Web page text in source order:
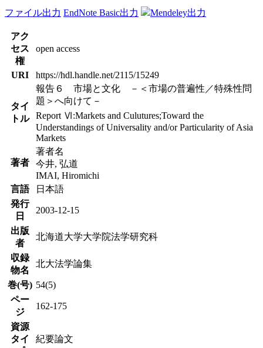
ファイル出力 EndNote Basic出力 Mendeley出力
アク
セス
権
open access
URI https://hdl.handle.net/2115/15249
タイ
トル
報告６ 市場と文化 －＜市場の普遍性／特殊性問
題＞へ向けて－
Report Ⅵ:Markets and Culutures;Toward the
Understandings of Universality and/or Particularity of Asia
Markets
著者
著者名
今井, 弘道
IMAI, Hiromichi
言語
日本語
発行
日
2003-12-15
出版
者
北海道大学大学院法学研究科
収録
物名
北大法学論集
巻(号) 54(5)
ペー
ジ
162-175
資源
タイ
紀要論文